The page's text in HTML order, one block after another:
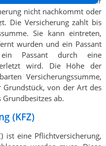
nicht nachkommt oder
Die Versicherung zahlt bis
Sie kann eintreten,
wurden und ein Passant
Passant durch eine
wird. Die Höhe der
Versicherungssumme,
von der Art des
ab.
(KFZ)
ist eine Pflichtversicherung,